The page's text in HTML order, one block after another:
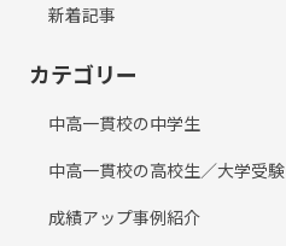
新着記事
カテゴリー
中高一貫校の中学生
中高一貫校の高校生／大学受験
成績アップ事例紹介